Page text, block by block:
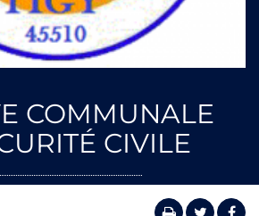
COMMUNALE
CIVILE